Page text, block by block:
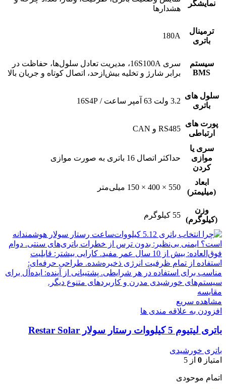
نمایشگر
هشدارها
ترمینال
باتری
180A
سیستم
BMS
سری 16S100A، مدیریت تعادل سلول‌ها، حفاظت در
برابر شارژ و تخلیه بیش‌ازحد، اتصال کوتاه و جریان بالا
سلول های
باتری
3.2 ولت 63 آمپر ساعت / 16S4P
پورت های
ارتباطی
RS485 و CAN
سری یا
موازی
کردن
حداکثر اتصال 16 باتری به صورت موازی
ابعاد
(میلیمتر)
550 × 400 × 150 میلی‌متر
وزن
(کیلوگرم)
55 کیلوگرم
مقایسه
مشاهده سریع
افزودن به علاقه مندی ها
باتری لیتیوم 5 کیلووات رستار سولار Restar Solar
باتری خورشیدی
امتیاز 0 از 5
اتمام موحودی